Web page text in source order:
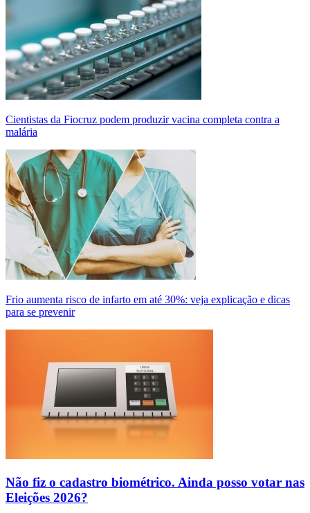
Cientistas da Fiocruz podem produzir vacina completa contra a
malária
Frio aumenta risco de infarto em até 30%: veja explicação e dicas
para se prevenir
Não fiz o cadastro biométrico. Ainda posso votar nas
Eleições 2026?